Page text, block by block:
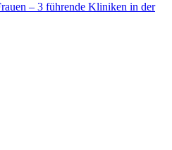
– 3 führende Kliniken in der